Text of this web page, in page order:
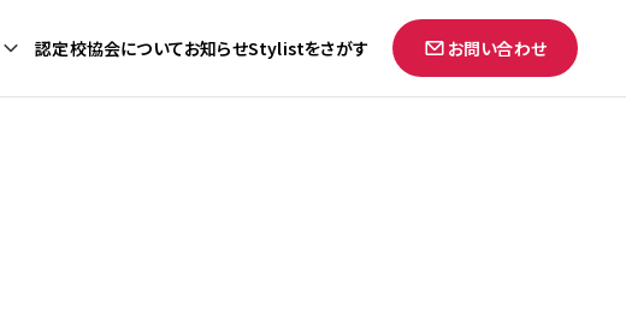
認定校協会についてお知らせStylistをさがす お問い合わせ